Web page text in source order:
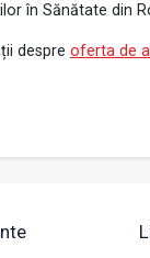
în Sănătate din
despre oferta de